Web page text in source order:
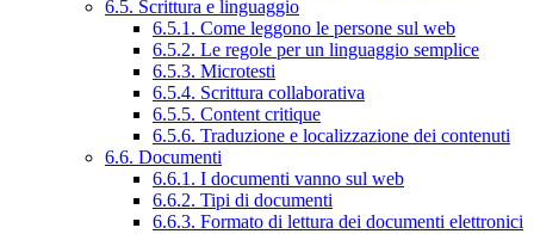
6.5. Scrittura e linguaggio
6.5.1. Come leggono le persone sul web
6.5.2. Le regole per un linguaggio semplice
6.5.3. Microtesti
6.5.4. Scrittura collaborativa
6.5.5. Content critique
6.5.6. Traduzione e localizzazione dei contenuti
6.6. Documenti
6.6.1. I documenti vanno sul web
6.6.2. Tipi di documenti
6.6.3. Formato di lettura dei documenti elettronici